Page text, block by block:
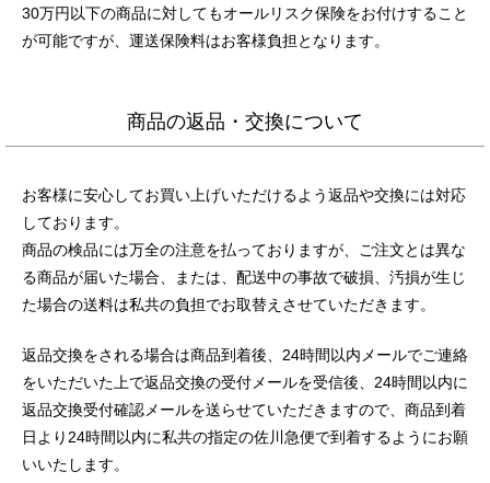
30万円以下の商品に対してもオールリスク保険をお付けすること
が可能ですが、運送保険料はお客様負担となります。
商品の返品・交換について
お客様に安心してお買い上げいただけるよう返品や交換には対応
しております。
商品の検品には万全の注意を払っておりますが、ご注文とは異な
る商品が届いた場合、または、配送中の事故で破損、汚損が生じ
た場合の送料は私共の負担でお取替えさせていただきます。
返品交換をされる場合は商品到着後、24時間以内メールでご連絡
をいただいた上で返品交換の受付メールを受信後、24時間以内に
返品交換受付確認メールを送らせていただきますので、商品到着
日より24時間以内に私共の指定の佐川急便で到着するようにお願
いいたします。